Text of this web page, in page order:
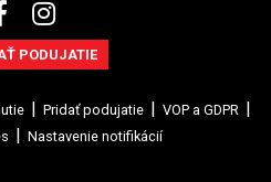
PODUJATIE
Pridať podujatie
VOP a GDPR
Nastavenie notifikácií